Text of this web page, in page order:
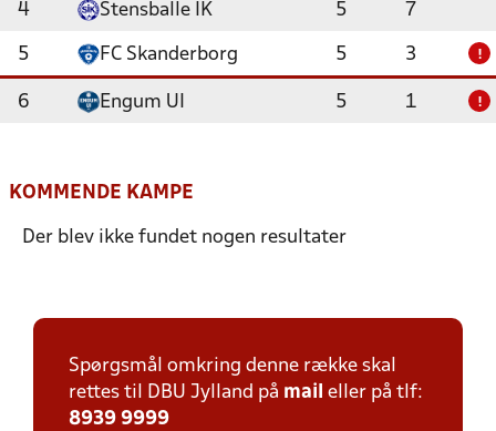
4 Stensballe IK 5 7
5 FC Skanderborg 5 3 !
6 Engum UI 5 1 !
KOMMENDE KAMPE
Der blev ikke fundet nogen resultater
Spørgsmål omkring denne række skal
rettes til DBU Jylland på mail eller på tlf:
8939 9999